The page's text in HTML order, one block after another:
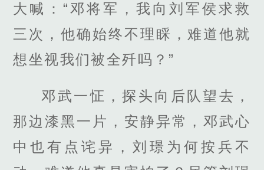
大喊：“邓将军，我向刘军侯求救
三次，他确始终不理睬，难道他就
想坐视我们被全歼吗？”
邓武一怔，探头向后队望去，
那边漆黑一片，安静异常，邓武心
中也有点诧异，刘璟为何按兵不